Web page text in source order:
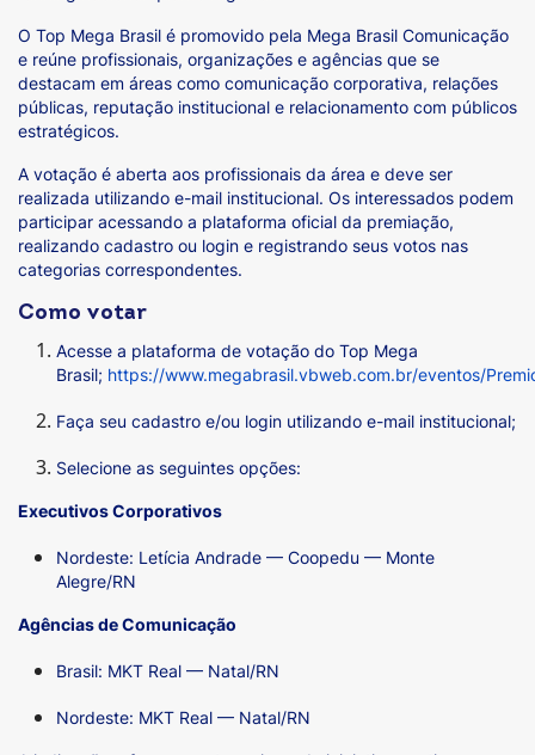
O Top Mega Brasil é promovido pela Mega Brasil Comunicação
e reúne profissionais, organizações e agências que se
destacam em áreas como comunicação corporativa, relações
públicas, reputação institucional e relacionamento com públicos
estratégicos.
A votação é aberta aos profissionais da área e deve ser
realizada utilizando e-mail institucional. Os interessados podem
participar acessando a plataforma oficial da premiação,
realizando cadastro ou login e registrando seus votos nas
categorias correspondentes.
Como votar
Acesse a plataforma de votação do Top Mega
Brasil; https://www.megabrasil.vbweb.com.br/eventos/
Faça seu cadastro e/ou login utilizando e-mail institucional;
Selecione as seguintes opções:
Executivos Corporativos
Nordeste: Letícia Andrade — Coopedu — Monte
Alegre/RN
Agências de Comunicação
Brasil: MKT Real — Natal/RN
Nordeste: MKT Real — Natal/RN